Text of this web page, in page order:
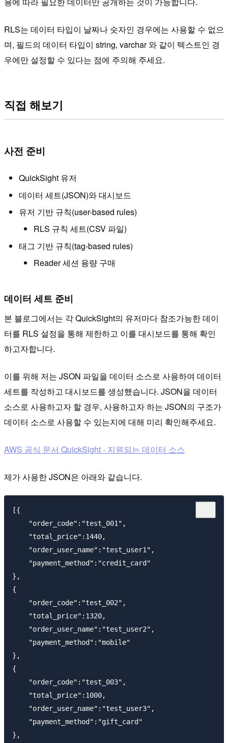
RLS는 데이터 타입이 날짜나 숫자인 경우에는 사용할 수 없으
며, 필드의 데이터 타입이 string, varchar 와 같이 텍스트인 경
우에만 설정할 수 있다는 점에 주의해 주세요.
직접 해보기
사전 준비
QuickSight 유저
데이터 세트(JSON)와 대시보드
유저 기반 규칙(user-based rules)
RLS 규칙 세트(CSV 파일)
태그 기반 규칙(tag-based rules)
Reader 세션 용량 구매
데이터 세트 준비
본 블로그에서는 각 QuickSight의 유저마다 참조가능한 데이
터를 RLS 설정을 통해 제한하고 이를 대시보드를 통해 확인
하고자합니다.
이를 위해 저는 JSON 파일을 데이터 소스로 사용하여 데이터
세트를 작성하고 대시보드를 생성했습니다. JSON을 데이터
소스로 사용하고자 할 경우, 사용하고자 하는 JSON의 구조가
데이터 소스로 사용할 수 있는지에 대해 미리 확인해주세요.
AWS 공식 문서 QuickSight - 지원되는 데이터 소스
제가 사용한 JSON은 아래와 같습니다.
[{
    "order_code":"test_001",
    "total_price":1440,
    "order_user_name":"test_user1",
    "payment_method":"credit_card"
},
{
    "order_code":"test_002",
    "total_price":1320,
    "order_user_name":"test_user2",
    "payment_method":"mobile"
},
{
    "order_code":"test_003",
    "total_price":1000,
    "order_user_name":"test_user3",
    "payment_method":"gift_card"
},